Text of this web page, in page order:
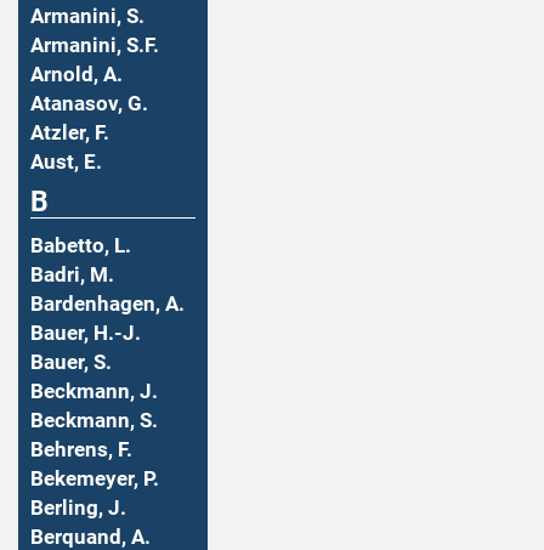
Armanini, S.
Armanini, S.F.
Arnold, A.
Atanasov, G.
Atzler, F.
Aust, E.
B
Babetto, L.
Badri, M.
Bardenhagen, A.
Bauer, H.-J.
Bauer, S.
Beckmann, J.
Beckmann, S.
Behrens, F.
Bekemeyer, P.
Berling, J.
Berquand, A.